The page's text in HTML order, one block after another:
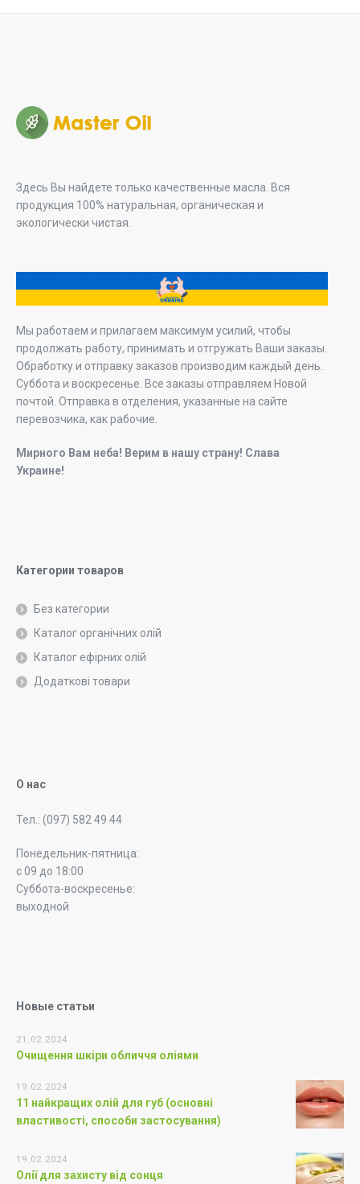
Здесь Вы найдете только качественные масла. Вся
продукция 100% натуральная, органическая и
экологически чистая.
Мы работаем и прилагаем максимум усилий, чтобы
продолжать работу, принимать и отгружать Ваши заказы.
Обработку и отправку заказов производим каждый день.
Суббота и воскресенье. Все заказы отправляем Новой
почтой. Отправка в отделения, указанные на сайте
перевозчика, как рабочие.
Мирного Вам неба! Верим в нашу страну! Слава
Украине!
Категории товаров
Без категории
Каталог органічних олій
Каталог ефірних олій
Додаткові товари
О нас
Тел.: (097) 582 49 44
Понедельник-пятница:
с 09 до 18:00
Суббота-воскресенье:
выходной
Новые статьи
21.02.2024
Очищення шкіри обличчя оліями
19.02.2024
11 найкращих олій для губ (основні
властивості, способи застосування)
19.02.2024
Олії для захисту від сонця